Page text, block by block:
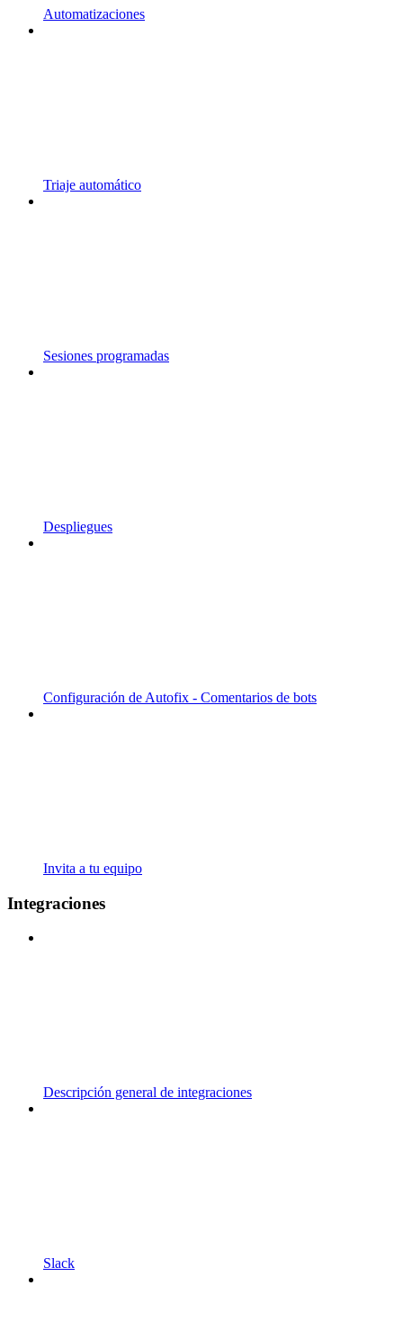
Automatizaciones
Triaje automático
Sesiones programadas
Despliegues
Configuración de Autofix - Comentarios de bots
Invita a tu equipo
Integraciones
Descripción general de integraciones
Slack